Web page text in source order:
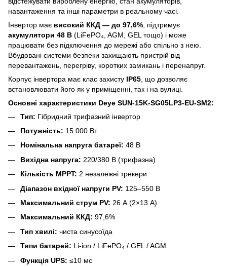
навантаження та інші параметри в реальному часі.
Інвертор має високий ККД — до 97,6% , підтримує
акумулятори 48 В (LiFePO₄, AGM, GEL тощо) і може
працювати без підключення до мережі або спільно з нею.
Вбудовані системи безпеки захищають пристрій від
перевантажень, перегріву, коротких замикань і перенапруг.
Корпус інвертора має клас захисту IP65 , що дозволяє
встановлювати його як у приміщенні, так і на вулиці.
Основні характеристики Deye SUN-15K-SG05LP3-EU-SM2:
Тип: Гібридний трифазний інвертор
Потужність: 15 000 Вт
Номінальна напруга батареї: 48 В
Вихідна напруга: 220/380 В (трифазна)
Кількість MPPT: 2 незалежні трекери
Діапазон вхідної напруги PV: 125–550 В
Максимальний струм PV: 26 А (2×13 А)
Максимальний ККД: 97,6%
Тип хвилі: чиста синусоїда
Типи батарей: Li-ion / LiFePO₄ / GEL / AGM
Функція UPS: ≤10 мс